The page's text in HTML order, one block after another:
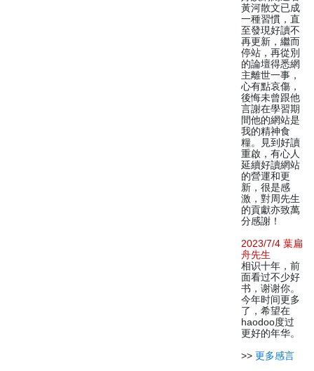
黃河散文已成
一種習慣，直
至發現好讀不
再更新，繼而
停站，再從別
的論壇得悉網
主離世一事，
心有點哀傷，
後悔未曾跟他
言謝在學習期
間他的網站是
我的精神食
糧。見到好讀
重啟，有心人
延續好讀網站
的營運和更
新，很是感
激，對周先生
的貢獻亦致萬
分感謝！
2023/7/4 葉扁
舟先生
相识十年，前
面看过不少好
书，谢谢你。
今年时间更多
了，希望在
haodoo度过
更好的年华。
>> 更多感言